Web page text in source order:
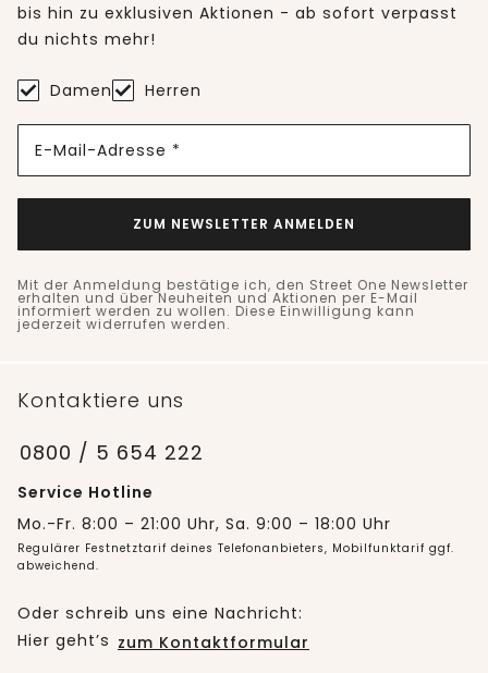
bis hin zu exklusiven Aktionen - ab sofort verpasst
du nichts mehr!
Damen Herren
E-Mail-Adresse *
ZUM NEWSLETTER ANMELDEN
Mit der Anmeldung bestätige ich, den Street One Newsletter
erhalten und über Neuheiten und Aktionen per E-Mail
informiert werden zu wollen. Diese Einwilligung kann
jederzeit widerrufen werden.
Kontaktiere uns
0800 / 5 654 222
Service Hotline
Mo.-Fr. 8:00 – 21:00 Uhr, Sa. 9:00 – 18:00 Uhr
Regulärer Festnetztarif deines Telefonanbieters, Mobilfunktarif ggf.
abweichend.
Oder schreib uns eine Nachricht:
Hier geht’s zum Kontaktformular